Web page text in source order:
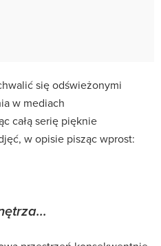
się odświeżonymi
w mediach
całą serię pięknie
w opisie pisząc wprost: